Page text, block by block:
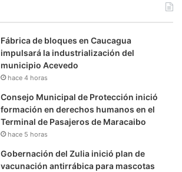
Fábrica de bloques en Caucagua
impulsará la industrialización del
municipio Acevedo
hace 4 horas
Consejo Municipal de Protección inició
formación en derechos humanos en el
Terminal de Pasajeros de Maracaibo
hace 5 horas
Gobernación del Zulia inició plan de
vacunación antirrábica para mascotas